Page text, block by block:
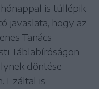
is túllépik
javaslata, hogy az
Tanács
Táblabíróságon
döntése
Ezáltal is